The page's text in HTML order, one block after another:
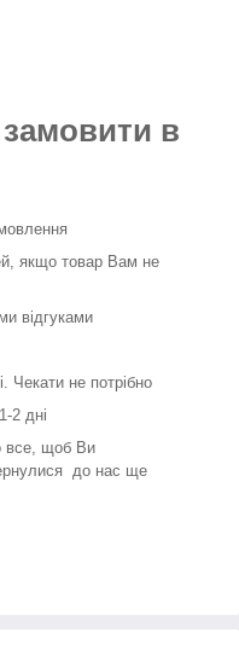
в
якщо товар Вам не
відгуками
Чекати не потрібно
2 дні
все, щоб Ви
до нас ще